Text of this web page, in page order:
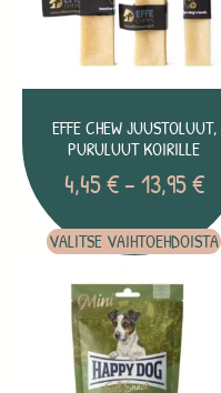
EFFE CHEW JUUSTOLUUT,
PURULUUT KOIRILLE
4,45€ –13,95€
VALITSE VAIHTOEHDOISTA